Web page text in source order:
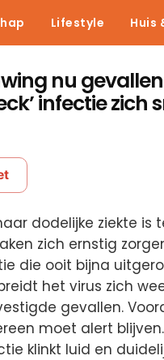
Lifestyle Huis
nu
infectie zich
dodelijke ziekte is
zich ernstig
die ooit bijna
het virus zich
gevallen.
moet alert
klinkt luid en